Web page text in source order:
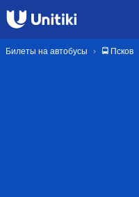
Билеты на автобусы 🚍 Псков